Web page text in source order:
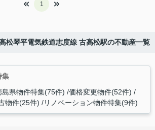
1
松琴平電気鉄道志度線 古高松駅の不動産一覧
集
島県物件特集(75件) 価格変更物件(52件)
物件(25件) リノベーション物件特集(9件)